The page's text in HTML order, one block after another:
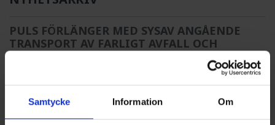
Samtycke Information Om
PULS FÖRLÄNGER MED SYSAV ANGÅENDE
TRANSPORT AV FARLIGT AVFALL OCH
SPECIALAVFALL
PULS TECKNAR HÅLLBART RAMAVTAL FÖR
VATTEN OCH AVLOPP MED SINFRA